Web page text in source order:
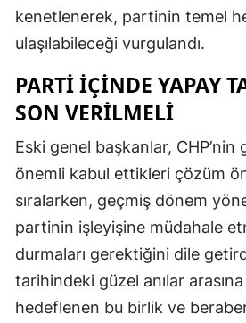
kenetlenerek, partinin temel
ulaşılabileceği vurgulandı.
PARTI İÇINDE YAPAY
SON VERILMELI
Eski genel başkanlar, CHP’nin
önemli kabul ettikleri çözüm
sıralarken, geçmiş dönem
partinin işleyişine müdahale
durmaları gerektiğini dile
tarihindeki güzel anılar
hedeflenen bu birlik ve